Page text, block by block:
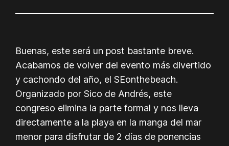
Buenas, este será un post bastante breve.
Acabamos de volver del evento más divertido
y cachondo del año, el SEonthebeach.
Organizado por Sico de Andrés, este
congreso elimina la parte formal y nos lleva
directamente a la playa en la manga del mar
menor para disfrutar de 2 días de ponencias